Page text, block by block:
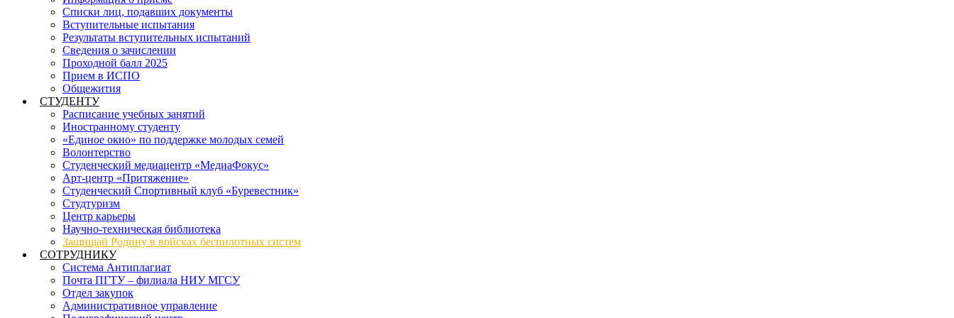
Списки лиц, подавших документы
Вступительные испытания
Результаты вступительных испытаний
Сведения о зачислении
Проходной балл 2025
Прием в ИСПО
Общежития
СТУДЕНТУ
Расписание учебных занятий
Иностранному студенту
«Единое окно» по поддержке молодых семей
Волонтерство
Студенческий медиацентр «МедиаФокус»
Арт-центр «Притяжение»
Студенческий Спортивный клуб «Буревестник»
Студтуризм
Центр карьеры
Научно-техническая библиотека
Защищай Родину в войсках беспилотных систем
СОТРУДНИКУ
Система Антиплагиат
Почта ПГТУ – филиала НИУ МГСУ
Отдел закупок
Административное управление